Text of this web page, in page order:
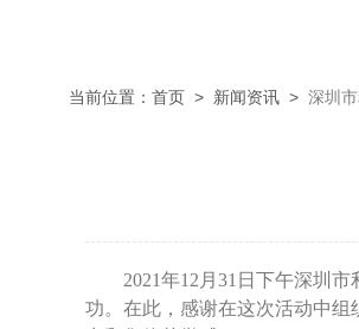
当前位置： 首页> 新闻资讯> 深圳
2021年12 月 31 日下午深圳
功。在此，感谢在这次活动中